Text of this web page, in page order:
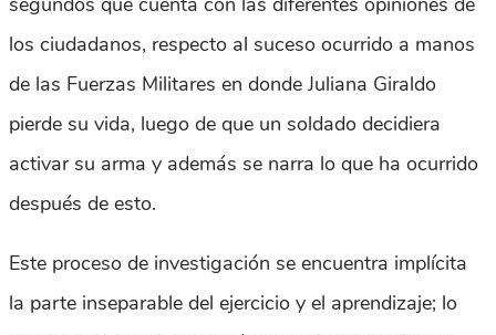
los ciudadanos, respecto al suceso ocurrido a manos
de las Fuerzas Militares en donde Juliana Giraldo
pierde su vida, luego de que un soldado decidiera
activar su arma y además se narra lo que ha ocurrido
después de esto.
Este proceso de investigación se encuentra implícita
la parte inseparable del ejercicio y el aprendizaje; lo